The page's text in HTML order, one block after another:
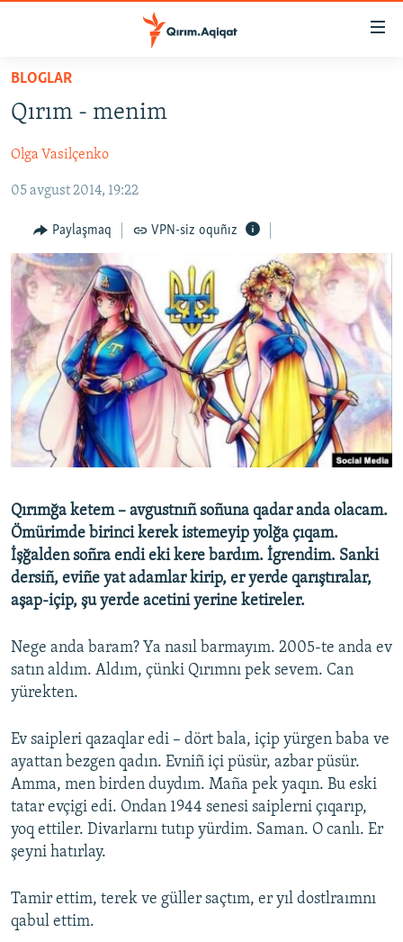
Esas
qaytmaq
navigatsiyağa
qaytmaq
qaytmaq
SİYASET
İQTİSADİYAT
CEMİYET
MEDENİYET
İNSAN AQLARI
VİDEO
SÜRET
BLOGLAR
FİKİR
Русский
Українською
QOŞULIÑIZ!
RFE/RS bütün saytları
BLOGLAR
Qırım - menim
Olga Vasilçenko
05 avgust 2014, 19:22
Paylaşmaq VPN-siz oquñız
Qırımğa ketem – avgustnıñ soñuna qadar anda olacam.
Ömürimde birinci kerek istemeyip yolğa çıqam.
İşğalden soñra endi eki kere bardım. İgrendim. Sanki
dersiñ, eviñe yat adamlar kirip, er yerde qarıştıralar,
aşap-içip, şu yerde acetini yerine ketireler.
Nege anda baram? Ya nasıl barmayım. 2005-te anda ev
satın aldım. Aldım, çünki Qırımnı pek sevem. Can
yürekten.
Ev saipleri qazaqlar edi – dört bala, içip yürgen baba ve
ayattan bezgen qadın. Evniñ içi püsür, azbar püsür.
Amma, men birden duydım. Maña pek yaqın. Bu eski
tatar evçigi edi. Ondan 1944 senesi saiplerni çıqarıp,
yoq ettiler. Divarlarnı tutıp yürdim. Saman. O canlı. Er
şeyni hatırlay.
Tamir ettim, terek ve güller saçtım, er yıl dostlraımnı
qabul ettim.